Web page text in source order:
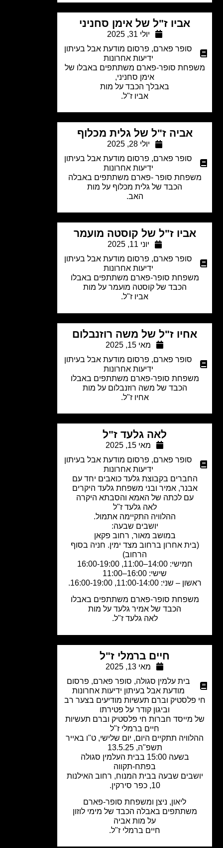
אביו ז"ל של אימן סחניני
סופר פארם,פרסום מודעת אבל בעיתון
ידיעות אחרונות
סופר-פארם משתתפים באבלו של
אימן סחניני,
באבלך הכבד על מות
אביו ז"ל.
אביה ז"ל של גלית מכלוף
סופר פארם,פרסום מודעת אבל בעיתון
ידיעות אחרונות
סופר -פארם משתתפים באבלה
הכבד של גלית מכלוף על מות
אביו ז"ל של קוסטה מועמר
סופר פארם,פרסום מודעת אבל בעיתון
ידיעות אחרונות
סופר-פארםמשתתפים באבלו
הכבד שלקוסטה מועמר על מות
אביו ז"ל.
אחיו ז"ל של משה רוזנבלום
מאי 15, 2025
סופר פארם,פרסום מודעת אבל בעיתון
ידיעות אחרונות
סופר-פארם משתתפים באבלו
הכבד של משה רוזנבלום על מות
אחיו ז"ל.
לאה גלעד ז"ל
מאי 15, 2025
סופר פארם,פרסום מודעת אבל בעיתון
ידיעות אחרונות
החברים בקבוצת גלעד כואבים יחד עם
אבנר, אמיר ובני משפחת גלעד היקרים
עם לכתה של האמא והסבתא היקרה
לאה גלעד ז"ל
ההלוויה התקיימה אתמול.
יושבים שבעה:
במושב מאור, רחוב פקאן
אחרון ברחוב מצד ימין. חניה בסוף
– שני: 11:00-14:00, 16:00-19:00.
סופר-פארם משתתפים באבלו
הכבד של אמיר גלעד על מות
לאה גלעד ז"ל.
חיים ברמלי ז"ל
מאי 13, 2025
בית עלמין סגולה, סופר פארם, פרסום
מודעת אבל בעיתון ידיעות אחרונות
פלסטיק וברם תעשיות מודיעים בצער רב
וביגון קודר על פטירתו
מייסד חברות חי פלסטיק וברם תעשיות
חיים ברמלי ז"ל
תתקיים היום, יום שלישי, ט"ו באייר
תשפ"ה, 13.5.25
בשעה 15:00 בבית העלמין סגולה
בפתח-תקווה
שבעה בבית המנוח, רחוב האילנות
ליאון, ניצן ומשפחת סופר-פארם
משתתפים באבלה הכבד שלמימי לוזון
על מות אביה
חיים ברמלי ז"ל.